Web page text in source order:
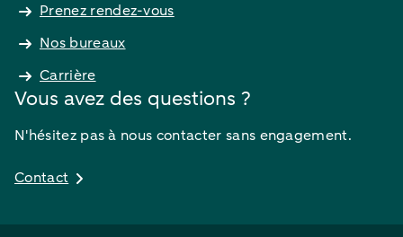
Prenez rendez-vous
Nos bureaux
Carrière
Vous avez des questions ?
N'hésitez pas à nous contacter sans engagement.
Contact